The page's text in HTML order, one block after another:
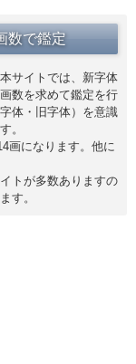
数で鑑定
サイトでは、新字体
数を求めて鑑定を行
体・旧字体）を意識
。
画になります。他に
トが多数ありますの
す。